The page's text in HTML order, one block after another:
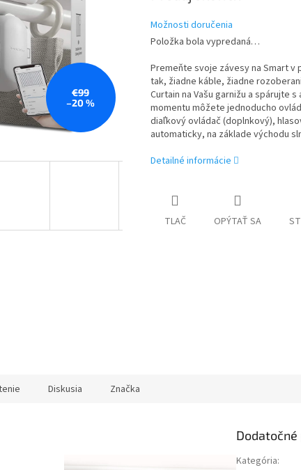
€99
–20 %
Možnosti doručenia
Položka bola vypredaná…
Premeňte svoje závesy na Smart v
tak, žiadne káble, žiadne
Curtain na Vašu garnižu a spárujte
momentu môžete jednoducho
diaľkový ovládač (doplnkový),
automaticky, na základe východu
Detailné informácie
TLAČ OPÝTAŤ SA
Diskusia Značka
Kategória: